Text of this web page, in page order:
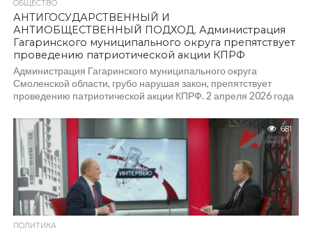
ОБЩЕСТВО
АНТИГОСУДАРСТВЕННЫЙ И
АНТИОБЩЕСТВЕННЫЙ ПОДХОД. Администрация
Гагаринского муниципального округа препятствует
проведению патриотической акции КПРФ
Администрация Гагаринского муниципального округа
Смоленской области, грубо нарушая закон, препятствует
проведению патриотической акции КПРФ. 2 апреля 2026 года
681
ПОЛИТИКА